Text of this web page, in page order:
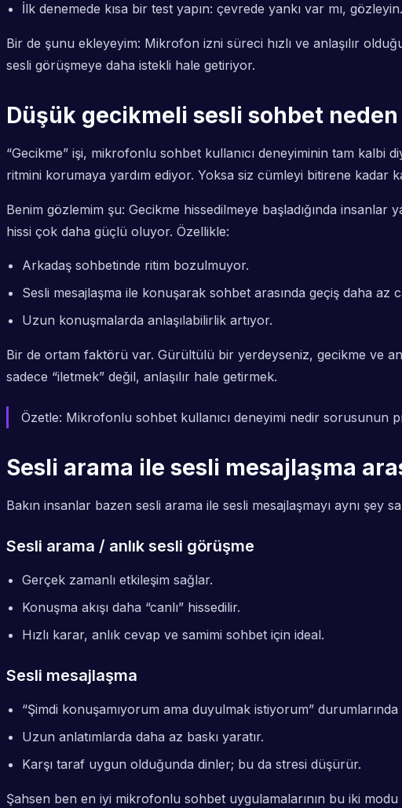
İlk denemede kısa bir test yapın: çevrede yankı var mı, gözleyin.
Bir de şunu ekleyeyim: Mikrofon izni süreci hızlı ve anlaşılır
sesli görüşmeye daha istekli hale getiriyor.
Düşük gecikmeli sesli sohbet
“Gecikme” işi, mikrofonlu sohbet kullanıcı deneyiminin tam kalbi
ritmini korumaya yardım ediyor. Yoksa siz cümleyi bitirene
Benim gözlemim şu: Gecikme hissedilmeye başladığında insanlar
hissi çok daha güçlü oluyor. Özellikle:
Arkadaş sohbetinde ritim bozulmuyor.
Sesli mesajlaşma ile konuşarak sohbet arasında geçiş daha az
Uzun konuşmalarda anlaşılabilirlik artıyor.
Bir de ortam faktörü var. Gürültülü bir yerdeyseniz, gecikme ve
sadece “iletmek” değil, anlaşılır hale getirmek.
Özetle: Mikrofonlu sohbet kullanıcı deneyimi nedir sorusunun
Sesli arama ile sesli mesajlaşma
Bakın insanlar bazen sesli arama ile sesli mesajlaşmayı aynı şey
Sesli arama / anlık sesli görüşme
Gerçek zamanlı etkileşim sağlar.
Konuşma akışı daha “canlı” hissedilir.
Hızlı karar, anlık cevap ve samimi sohbet için ideal.
Sesli mesajlaşma
“Şimdi konuşamıyorum ama duyulmak istiyorum”
Uzun anlatımlarda daha az baskı yaratır.
Karşı taraf uygun olduğunda dinler; bu da stresi düşürür.
Şahsen ben en iyi mikrofonlu sohbet uygulamalarının bu iki